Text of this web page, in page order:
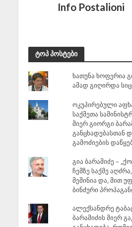
Info Postalioni
ტოპ პოსტები
ხათუნა ხოფერია
ამად გიღირდა
ოკუპირებული
საქმეთა
მიერ გიორგი
განცხადებასთან
გამოძიების
გია ბარამიძე –
ჩემზე საქმე
მეშინია და, მით
ბინძური
ალექსანდრე
ბარამიძის მიერ